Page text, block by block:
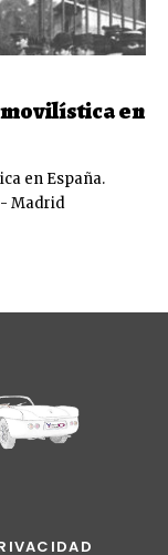
en
en España.
- Madrid